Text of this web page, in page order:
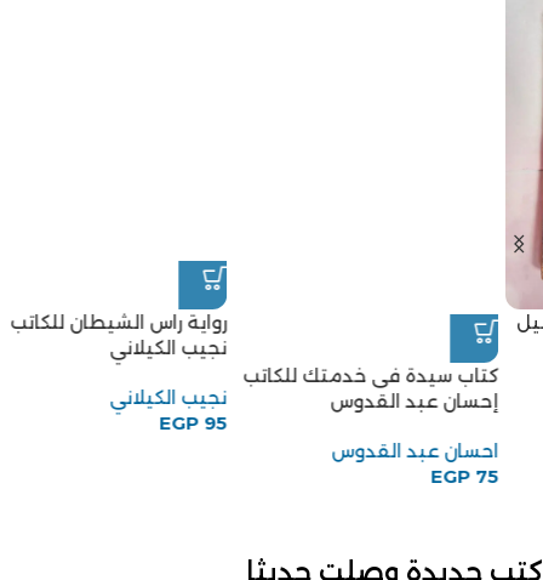
كتاب سيدة فى خدمتك للكاتب
إحسان عبد القدوس
احسان عبد القدوس
EGP
رواية راس الشيطان للكاتب
نجيب الكيلاني
نجيب الكيلاني
EGP
كتب جديدة وصلت حديثا